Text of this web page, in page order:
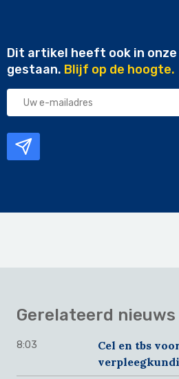
Dit artikel heeft ook in
gestaan. Blijf op de hoogte.
Uw
Gerelateerd nieuws
8:03
Cel en tbs